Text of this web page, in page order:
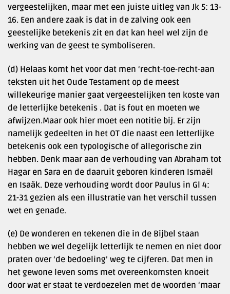
vergeestelijken, maar met een juiste uitleg van Jk 5: 13-
16. Een andere zaak is dat in de zalving ook een
geestelijke betekenis zit en dat kan heel wel zijn de
werking van de geest te symboliseren.
(d) Helaas komt het voor dat men ‘recht-toe-recht-aan
teksten uit het Oude Testament op de meest
willekeurige manier gaat vergeestelijken ten koste van
de letterlijke betekenis . Dat is fout en moeten we
afwijzen.Maar ook hier moet een notitie bij. Er zijn
namelijk gedeelten in het OT die naast een letterlijke
betekenis ook een typologische of allegorische zin
hebben. Denk maar aan de verhouding van Abraham tot
Hagar en Sara en de daaruit geboren kinderen Ismaël
en Isaäk. Deze verhouding wordt door Paulus in Gl 4:
21-31 gezien als een illustratie van het verschil tussen
wet en genade.
(e) De wonderen en tekenen die in de Bijbel staan
hebben we wel degelijk letterlijk te nemen en niet door
praten over ‘de bedoeling’ weg te cijferen. Dat men in
het gewone leven soms met overeenkomsten knoeit
door wat er staat te verdoezelen met de woorden ‘maar